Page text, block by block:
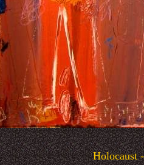
Holocaust